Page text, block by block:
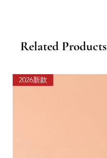
Related Products
2026新款